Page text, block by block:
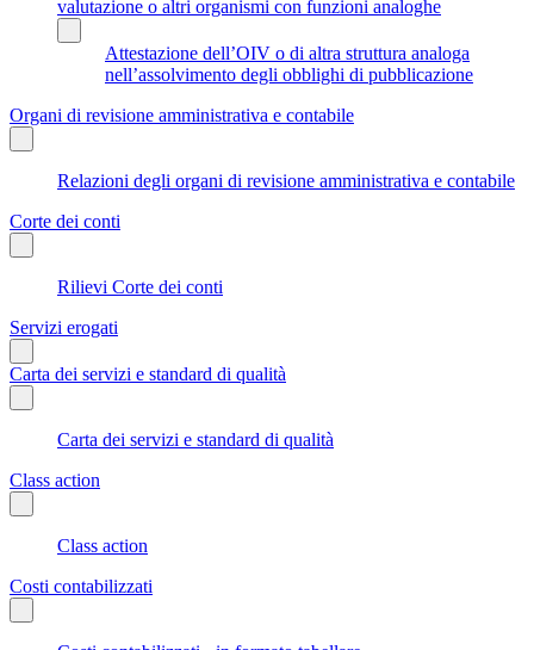
valutazione o altri organismi con funzioni analoghe
Attestazione dell’OIV o di altra struttura analoga
nell’assolvimento degli obblighi di pubblicazione
Organi di revisione amministrativa e contabile
Relazioni degli organi di revisione amministrativa e contabile
Corte dei conti
Rilievi Corte dei conti
Servizi erogati
Carta dei servizi e standard di qualità
Carta dei servizi e standard di qualità
Class action
Class action
Costi contabilizzati